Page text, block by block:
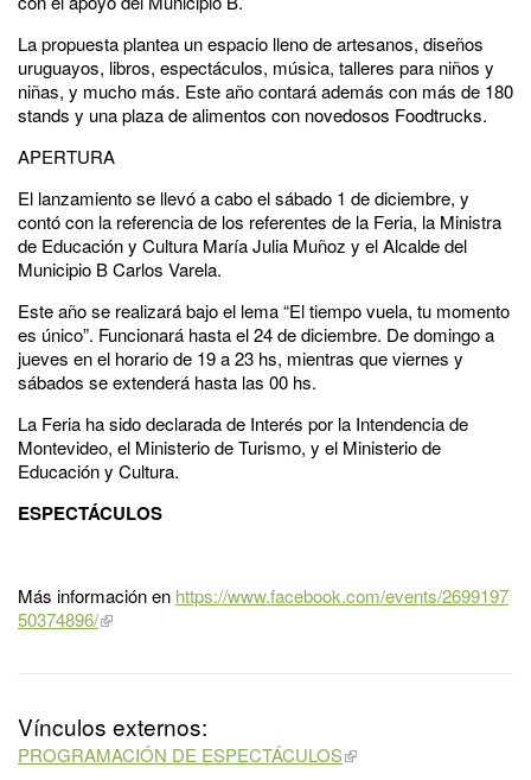
La propuesta plantea un espacio lleno de artesanos, diseños
uruguayos, libros, espectáculos, música, talleres para niños y
niñas, y mucho más. Este año contará además con más de 180
stands y una plaza de alimentos con novedosos Foodtrucks.
APERTURA
El lanzamiento se llevó a cabo el sábado 1 de diciembre, y
contó con la referencia de los referentes de la Feria, la Ministra
de Educación y Cultura María Julia Muñoz y el Alcalde del
Municipio B Carlos Varela.
Este año se realizará bajo el lema “El tiempo vuela, tu momento
es único”. Funcionará hasta el 24 de diciembre. De domingo a
jueves en el horario de 19 a 23 hs, mientras que viernes y
sábados se extenderá hasta las 00 hs.
La Feria ha sido declarada de Interés por la Intendencia de
Montevideo, el Ministerio de Turismo, y el Ministerio de
Educación y Cultura.
ESPECTÁCULOS
Más información en https://www.facebook.com/events/2699197
50374896/
Vínculos externos:
PROGRAMACIÓN DE ESPECTÁCULOS